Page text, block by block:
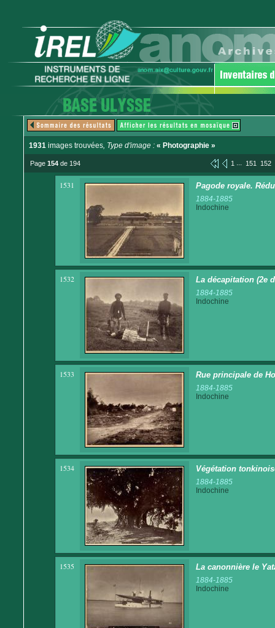
1931 images trouvées, Type d'image : « Photographie »
Page 154 de 194 1 ... 151 152
1531 Pagode royale.
1884-1885
Indochine
1532 La décapitation (2e
1884-1885
Indochine
1533 Rue principale de
1884-1885
Indochine
1534 Végétation
1884-1885
Indochine
1535 La canonnière le
1884-1885
Indochine